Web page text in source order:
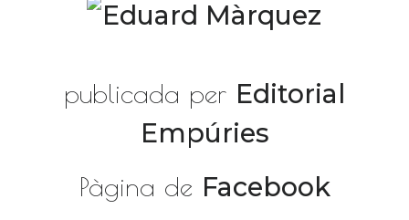
publicada per Editorial
Empúries
Pàgina de Facebook